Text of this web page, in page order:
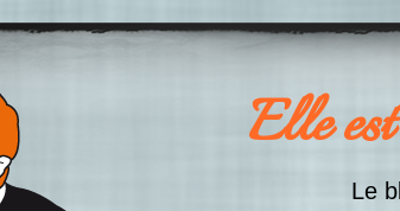
Elle
Le